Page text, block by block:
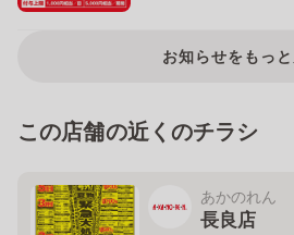
お知らせをもっ
この店舗の近くのチラシ
あかのれん
長良店